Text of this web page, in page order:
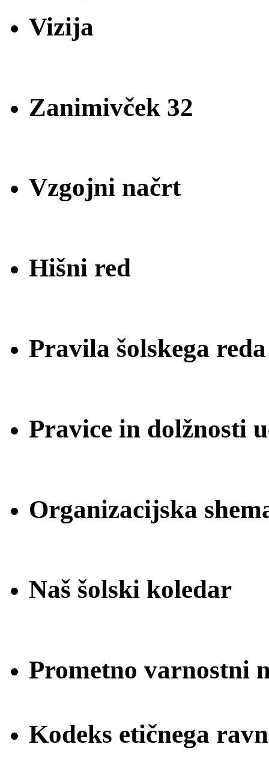
Vizija
Zanimivček 32
Vzgojni načrt
Hišni red
Pravila šolskega reda
Pravice in dolžnosti
Organizacijska
Naš šolski koledar
Prometno varnostni
Kodeks etičnega